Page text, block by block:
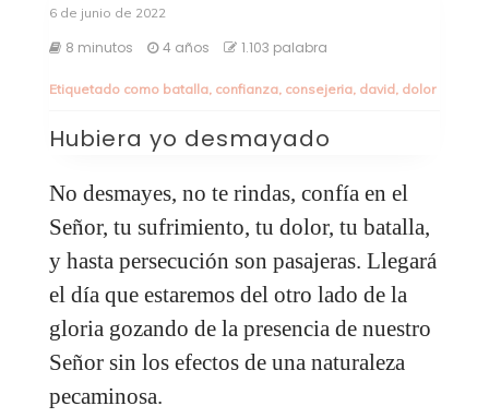
6 de junio de 2022
8 minutos 4 años 1.103 palabra
Etiquetado como batalla, confianza, consejeria, david, dolor
Hubiera yo desmayado
No desmayes, no te rindas, confía en el
Señor, tu sufrimiento, tu dolor, tu batalla,
y hasta persecución son pasajeras. Llegará
el día que estaremos del otro lado de la
gloria gozando de la presencia de nuestro
Señor sin los efectos de una naturaleza
pecaminosa.